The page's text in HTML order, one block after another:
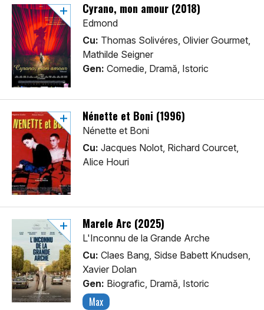
Cyrano, mon amour (2018)
Edmond
Cu: Thomas Solivéres, Olivier Gourmet,
Mathilde Seigner
Gen: Comedie, Dramă, Istoric
Nénette et Boni (1996)
Nénette et Boni
Cu: Jacques Nolot, Richard Courcet,
Alice Houri
Marele Arc (2025)
L'Inconnu de la Grande Arche
Cu: Claes Bang, Sidse Babett Knudsen,
Xavier Dolan
Gen: Biografic, Dramă, Istoric
Max